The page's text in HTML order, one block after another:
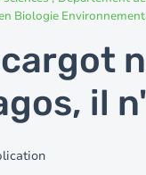
Biologie
il